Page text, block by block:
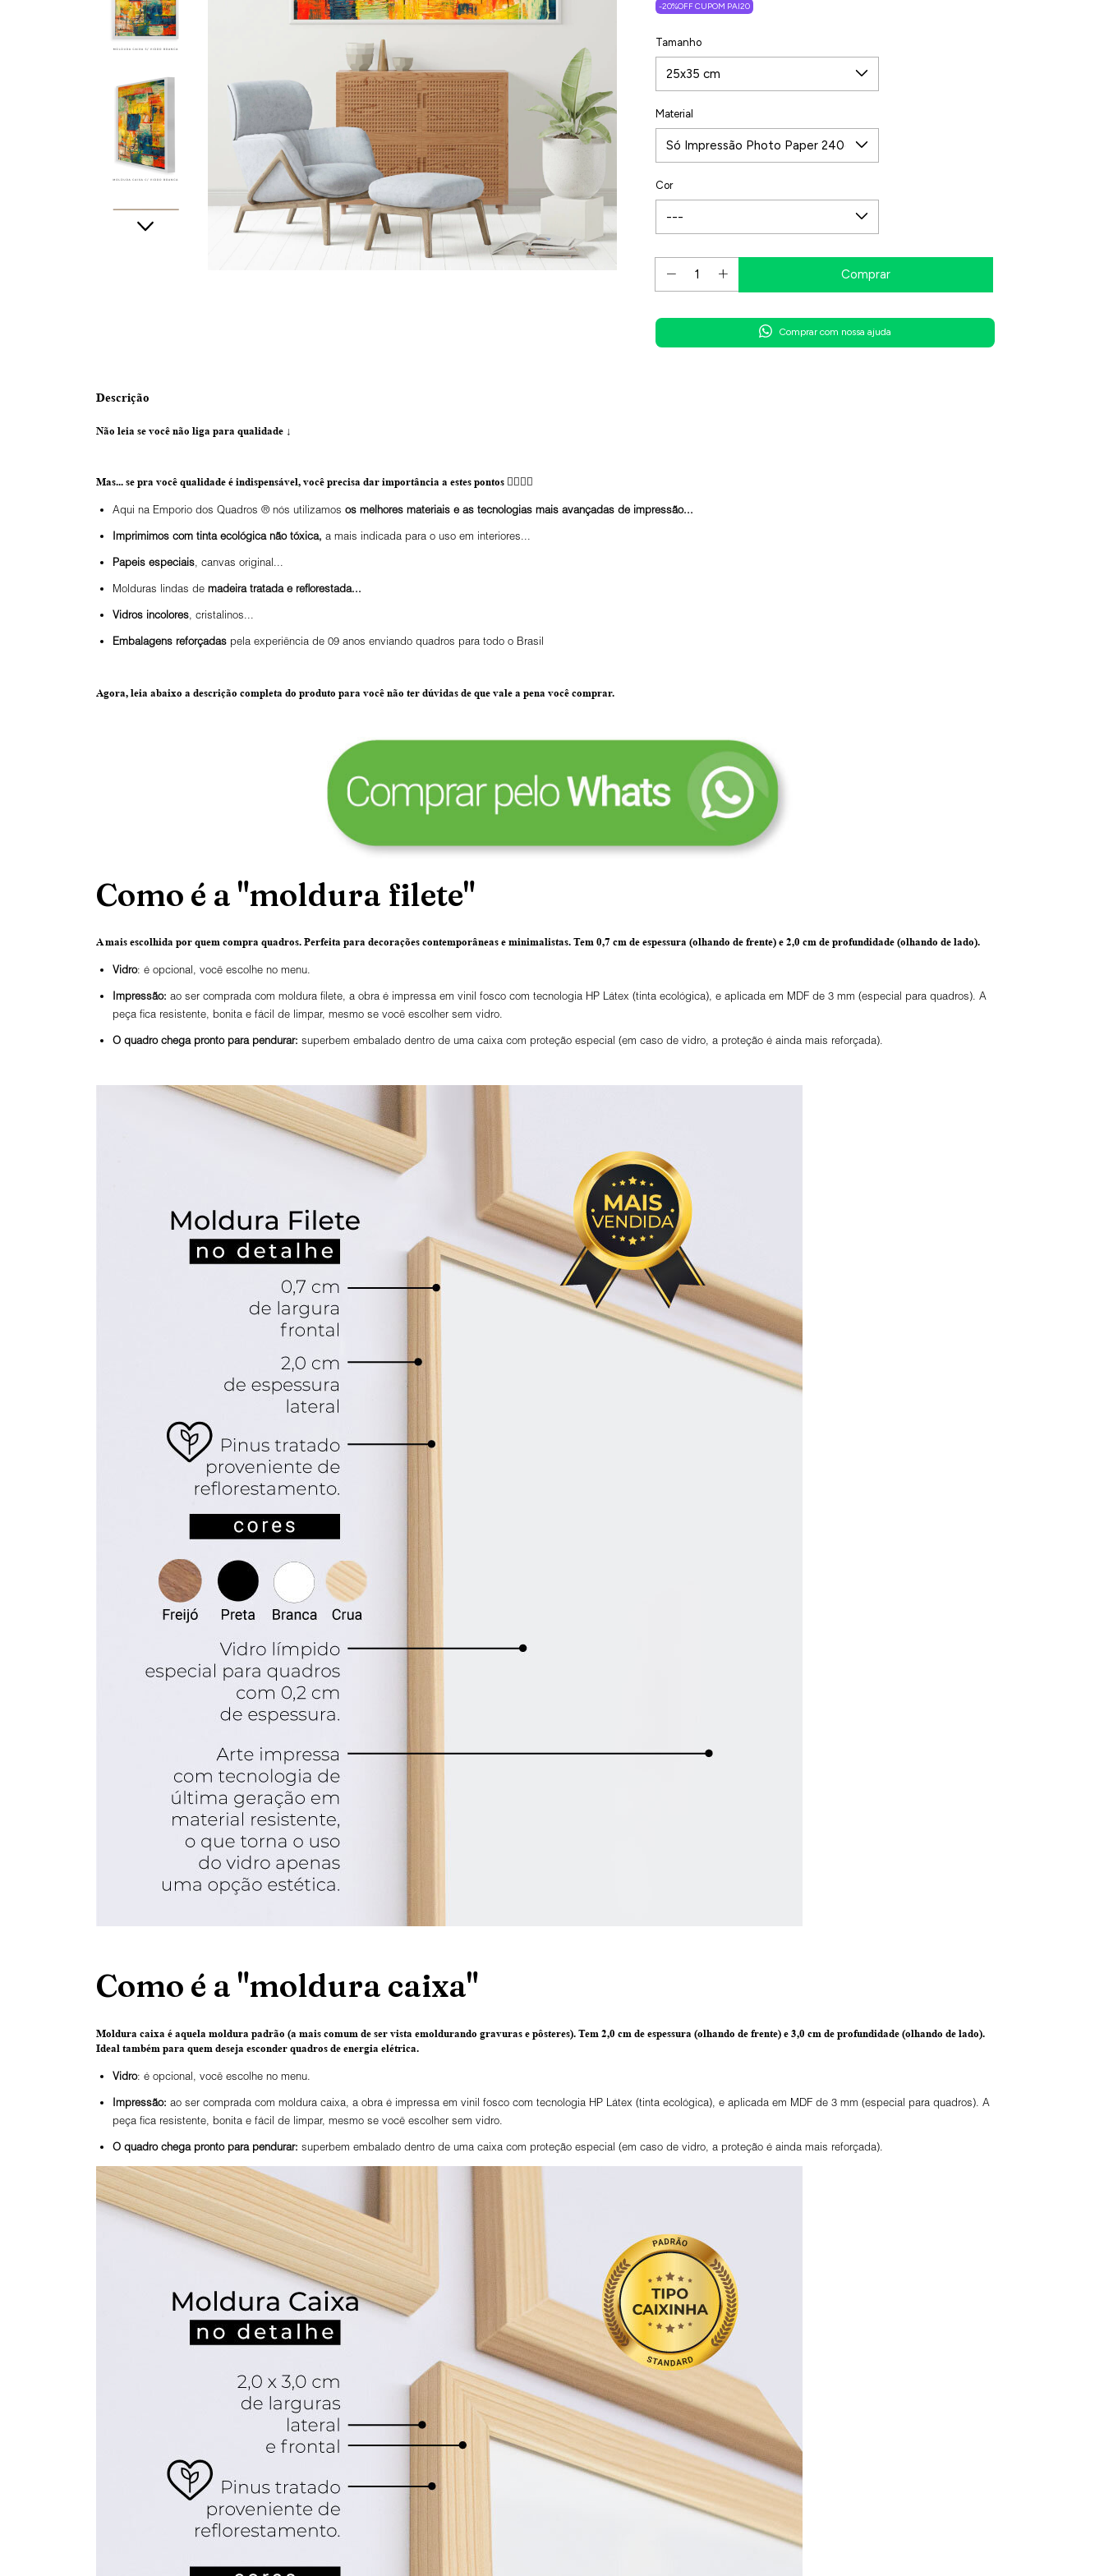
-20%OFF CUPOM PAI20
Tamanho
Material
Cor
Comprar com nossa ajuda
Descrição
Não leia se você não liga para qualidade ↓
Mas... se pra você qualidade é indispensável, você precisa dar importância a estes pontos 👇🏼👇🏼
Aqui na Emporio dos Quadros ® nós utilizamos os melhores materiais e as tecnologias mais avançadas de impressão...
Imprimimos com tinta ecológica não tóxica, a mais indicada para o uso em interiores...
Papeis especiais, canvas original...
Molduras lindas de madeira tratada e reflorestada...
Vidros incolores, cristalinos...
Embalagens reforçadas pela experiência de 09 anos enviando quadros para todo o Brasil
Agora, leia abaixo a descrição completa do produto para você não ter dúvidas de que vale a pena você comprar.
Como é a "moldura filete"
A mais escolhida por quem compra quadros. Perfeita para decorações contemporâneas e minimalistas. Tem 0,7 cm de espessura (olhando de frente) e 2,0 cm de profundidade (olhando de lado).
Vidro: é opcional, você escolhe no menu.
Impressão: ao ser comprada com moldura filete, a obra é impressa em vinil fosco com tecnologia HP Látex (tinta ecológica), e aplicada em MDF de 3 mm (especial para quadros). A
peça fica resistente, bonita e fácil de limpar, mesmo se você escolher sem vidro.
O quadro chega pronto para pendurar: superbem embalado dentro de uma caixa com proteção especial (em caso de vidro, a proteção é ainda mais reforçada).
Como é a "moldura caixa"
Moldura caixa é aquela moldura padrão (a mais comum de ser vista emoldurando gravuras e pôsteres). Tem 2,0 cm de espessura (olhando de frente) e 3,0 cm de profundidade (olhando de lado).
Ideal também para quem deseja esconder quadros de energia elétrica.
Vidro: é opcional, você escolhe no menu.
Impressão: ao ser comprada com moldura caixa, a obra é impressa em vinil fosco com tecnologia HP Látex (tinta ecológica), e aplicada em MDF de 3 mm (especial para quadros). A
peça fica resistente, bonita e fácil de limpar, mesmo se você escolher sem vidro.
O quadro chega pronto para pendurar: superbem embalado dentro de uma caixa com proteção especial (em caso de vidro, a proteção é ainda mais reforçada).